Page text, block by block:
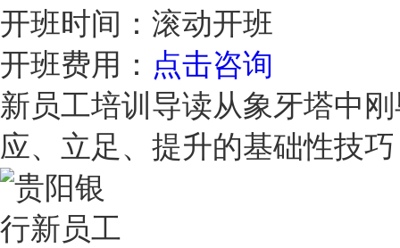
开班时间： 滚动开班
开班费用： 点击咨询
新员工培训导读从象牙塔中
应、立足、提升的基础性技